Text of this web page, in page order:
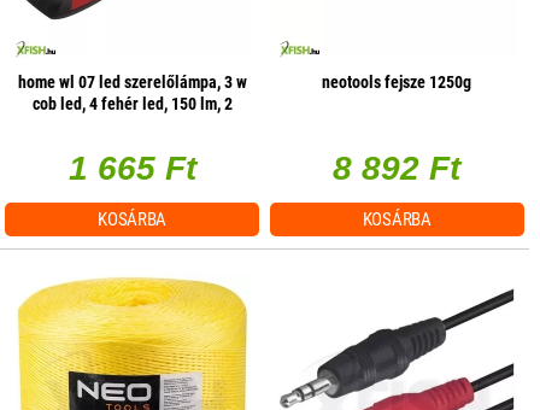
home wl 07 led szerelőlámpa, 3 w
cob led, 4 fehér led, 150 lm, 2
1 665 Ft
KOSÁRBA
neotools fejsze 1250g
8 892 Ft
KOSÁRBA